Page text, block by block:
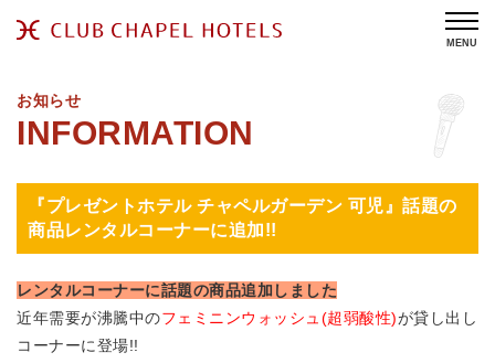
MENU
お知らせ
『プレゼントホテル チャペルガーデン 可児』話題の
商品レンタルコーナーに追加!!
レンタルコーナーに話題の商品追加しました
近年需要が沸騰中のフェミニンウォッシュ(超弱酸性)が貸し出し
コーナーに登場!!